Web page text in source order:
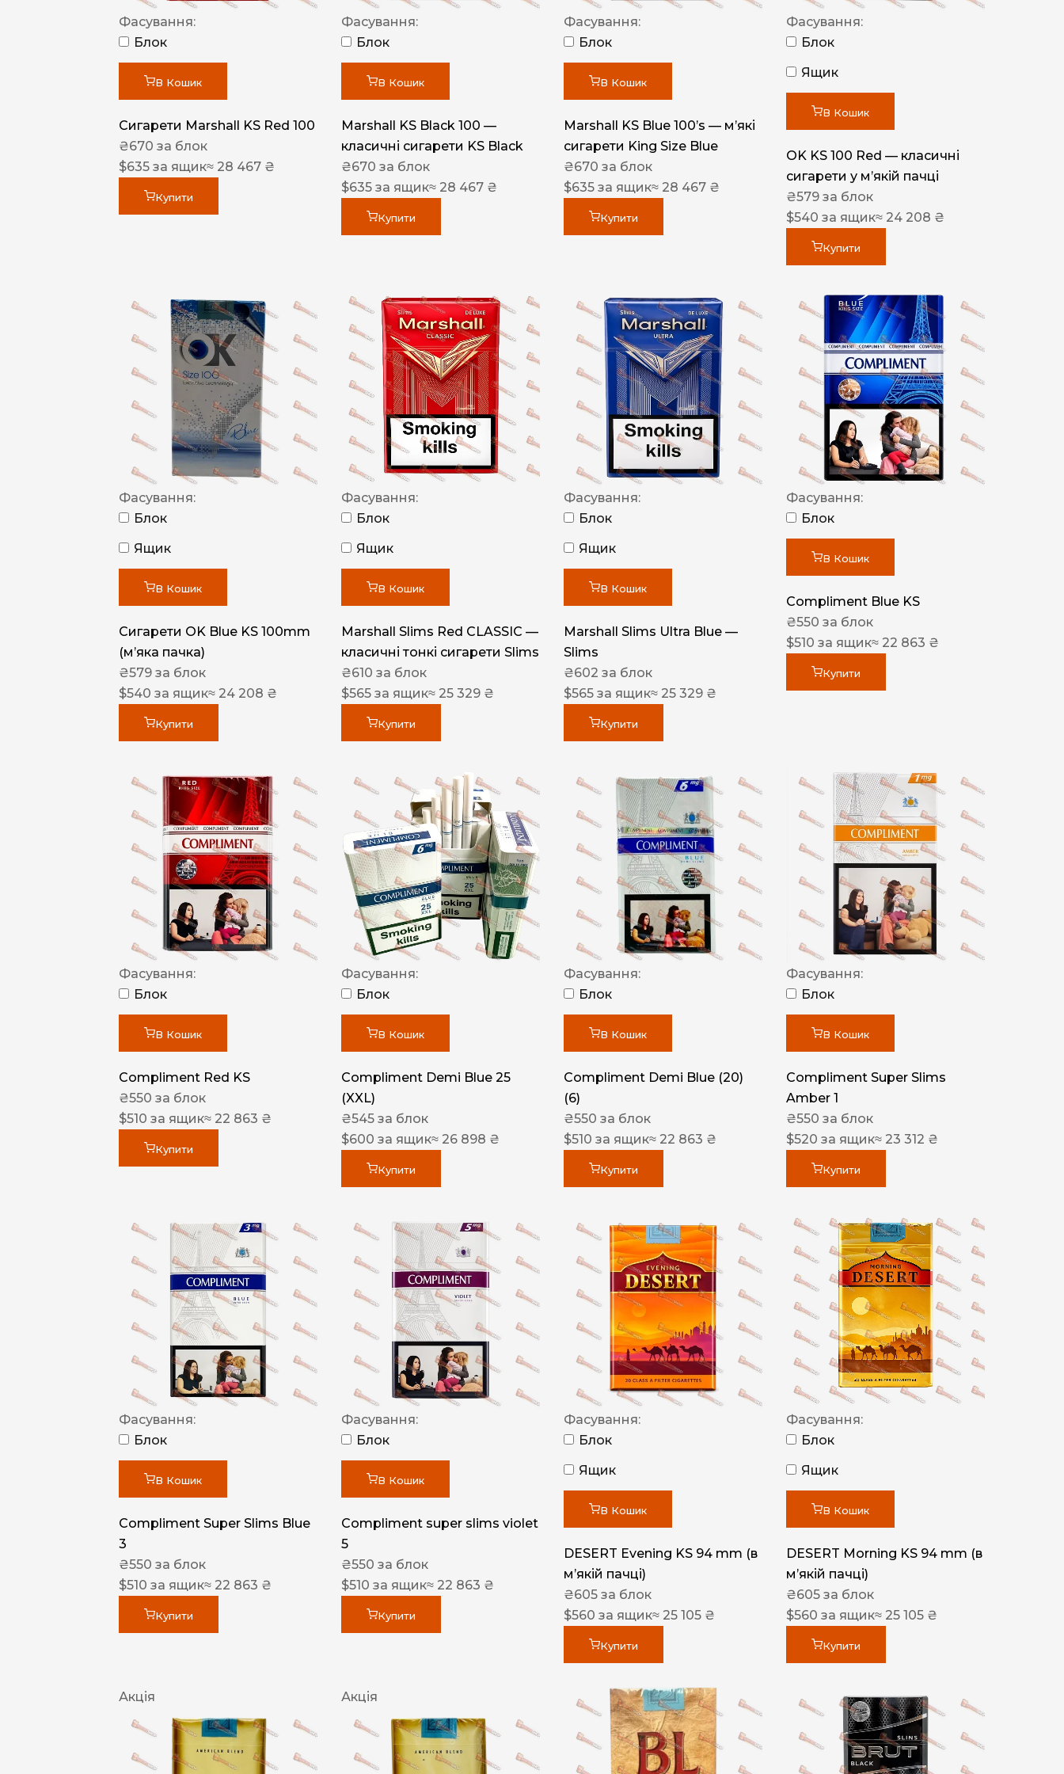
Акциз UA
Leana
ASTRU
De Santis
MONUS
NERO
NERO
Гуцульскі
Cigaronne
Фасування:
Блок
В Кошик
Сигарети Marshall KS Red 100
₴670 за блок
$635 за ящик≈ 28 467 ₴
Купити
Фасування:
Блок
В Кошик
Marshall KS Black 100 —
класичні сигарети KS Black
₴670 за блок
$635 за ящик≈ 28 467 ₴
Купити
Фасування:
Блок
В Кошик
Marshall KS Blue 100’s — м’які
сигарети King Size Blue
₴670 за блок
$635 за ящик≈ 28 467 ₴
Купити
Фасування:
Блок
Ящик
В Кошик
OK KS 100 Red — класичні
сигарети у м’якій пачці
₴579 за блок
$540 за ящик≈ 24 208 ₴
Купити
Фасування:
Блок
Ящик
В Кошик
Сигарети OK Blue KS 100mm
(м’яка пачка)
₴579 за блок
$540 за ящик≈ 24 208 ₴
Купити
Фасування:
Блок
Ящик
В Кошик
Marshall Slims Red CLASSIC —
класичні тонкі сигарети Slims
₴610 за блок
$565 за ящик≈ 25 329 ₴
Купити
Фасування:
Блок
Ящик
В Кошик
Marshall Slims Ultra Blue —
Slims
₴602 за блок
$565 за ящик≈ 25 329 ₴
Купити
Фасування:
Блок
В Кошик
Compliment Blue KS
₴550 за блок
$510 за ящик≈ 22 863 ₴
Купити
Фасування:
Блок
В Кошик
Compliment Red KS
₴550 за блок
$510 за ящик≈ 22 863 ₴
Купити
Фасування:
Блок
В Кошик
Compliment Demi Blue 25
(XXL)
₴545 за блок
$600 за ящик≈ 26 898 ₴
Купити
Фасування:
Блок
В Кошик
Compliment Demi Blue (20)
(6)
₴550 за блок
$510 за ящик≈ 22 863 ₴
Купити
Фасування:
Блок
В Кошик
Compliment Super Slims
Amber 1
₴550 за блок
$520 за ящик≈ 23 312 ₴
Купити
Фасування:
Блок
В Кошик
Compliment Super Slims Blue
3
₴550 за блок
$510 за ящик≈ 22 863 ₴
Купити
Фасування:
Блок
В Кошик
Compliment super slims violet
5
₴550 за блок
$510 за ящик≈ 22 863 ₴
Купити
Фасування:
Блок
Ящик
В Кошик
DESERT Evening KS 94 mm (в
мʼякій пачці)
₴605 за блок
$560 за ящик≈ 25 105 ₴
Купити
Фасування:
Блок
Ящик
В Кошик
DESERT Morning KS 94 mm (в
мʼякій пачці)
₴605 за блок
$560 за ящик≈ 25 105 ₴
Купити
Акція Акція